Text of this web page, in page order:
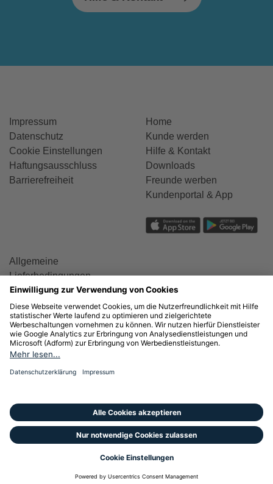
Impressum
Datenschutz
Cookie Einstellungen
Haftungsausschluss
Barrierefreiheit
Home
Kunde werden
Hilfe & Kontakt
Downloads
Freunde werben
Kundenportal & App
Allgemeine
Lieferbedingungen
Kundeninformations- und
Preisblätter
Stromkennzeichnung
Gaskennzeichnung
Informationen zur
Energiespartipps